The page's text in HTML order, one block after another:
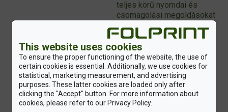
teljes körű nyomdai és
csomagolási megoldásokat
kínál: címkéket és
dobozokat egy kézből,
egységes arculati és
fenntarthatósági
szemlélettel. Folyamatos
beruházásainkkal
biztosítjuk, hogy partnereink
csomagolásai műszaki,
vizuális, költség- és
This website uses cookies
To ensure the proper functioning of the website, the use of
certain cookies is essential. Additionally, we use cookies for
statistical, marketing measurement, and advertising
purposes. These latter cookies are loaded only after
clicking the "Accept" button. For more information about
cookies, please refer to our Privacy Policy.